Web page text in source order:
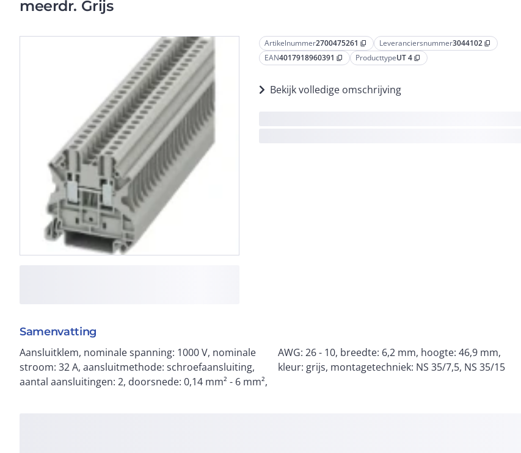
meerdr. Grijs
Artikelnummer2700475261 content_copy Leveranciersnummer3044102 content_copy
EAN4017918960391 content_copy ProducttypeUT 4 content_copy
Bekijk volledige omschrijving
Samenvatting
Aansluitklem, nominale spanning: 1000 V, nominale
stroom: 32 A, aansluitmethode: schroefaansluiting,
aantal aansluitingen: 2, doorsnede: 0,14 mm² - 6 mm²,
AWG: 26 - 10, breedte: 6,2 mm, hoogte: 46,9 mm,
kleur: grijs, montagetechniek: NS 35/7,5, NS 35/15